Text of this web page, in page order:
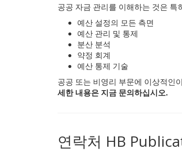
공공 자금 관리를 이해하는 것은
예산 설정의 모든 측면
예산 관리 및 통제
분산 분석
약정 회계
예산 통제 기술
공공 또는 비영리 부문에 이상적인
세한 내용은 지금 문의하십시오.
연락처 HB